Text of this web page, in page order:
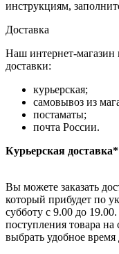
инструкциям,
Доставка
Наш интернет-магазин
доставки:
курьерская;
самовывоз из
постаматы;
почта России.
Курьерская доставка*
Вы можете заказать
который прибудет по
субботу с 9.00 до
поступления товара
выбрать удобное